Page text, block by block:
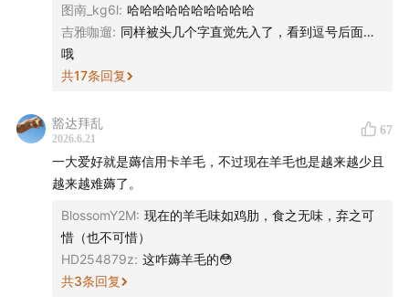
的新动态 [02:00 ]，欢迎收听！
Mengyi
幕后制作
监制：Zelin、Stella
图南_kg6l: 哈哈哈哈哈哈哈哈哈哈
吉雅咖遛: 同样被头几个字直觉先入了，看到逗号后面…
哦
共17条回复
豁达拜乱
2026.6.21
67
一大爱好就是薅信用卡羊毛，不过现在羊毛也是越来越少且
越来越难薅了。
BlossomY2M: 现在的羊毛味如鸡肋，食之无味，弃之可
惜（也不可惜）
HD254879z: 这咋薅羊毛的😳
共3条回复